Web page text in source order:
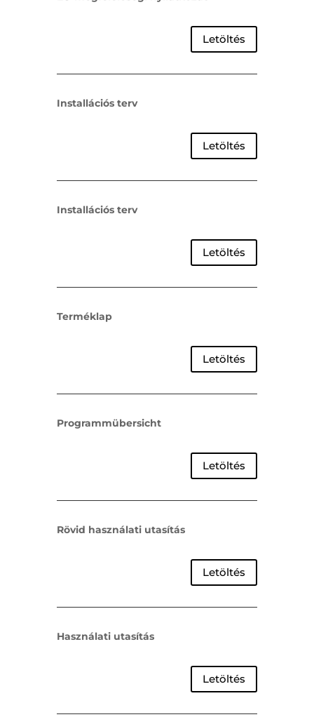
Letöltés
Installációs terv
Letöltés
Installációs terv
Letöltés
Terméklap
Letöltés
Programmübersicht
Letöltés
Rövid használati utasítás
Letöltés
Használati utasítás
Letöltés